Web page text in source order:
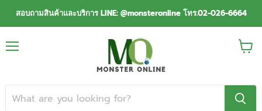
สอบถามสินค้าและบริการ LINE: @monsteronline โทร.02-026-6664
View